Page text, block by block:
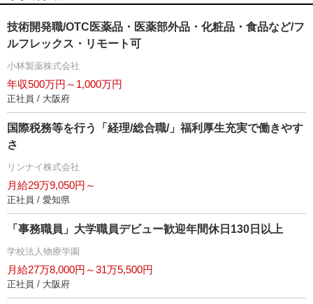
技術開発職/OTC医薬品・医薬部外品・化粧品・食品など/フ
ルフレックス・リモート可
小林製薬株式会社
年収500万円～1,000万円
正社員 / 大阪府
国際税務等を行う「経理/総合職/」福利厚生充実で働きやす
さ
リンナイ株式会社
月給29万9,050円～
正社員 / 愛知県
「事務職員」大学職員デビュー歓迎年間休日130日以上
学校法人物療学園
月給27万8,000円～31万5,500円
正社員 / 大阪府